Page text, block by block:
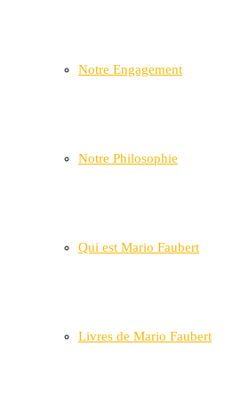
Notre Engagement
Notre Philosophie
Qui est Mario Faubert
Livres de Mario Faubert